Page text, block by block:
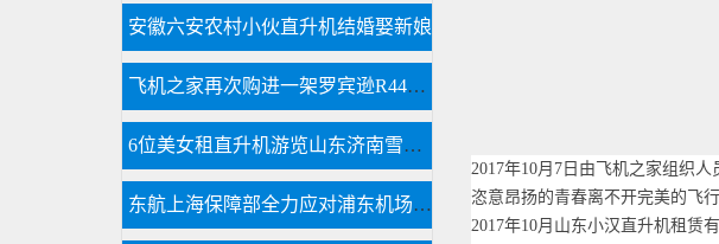
2017年10月7日由飞机之家组织
恣意昂扬的青春离不开完美的飞行
2017年10月山东小汉直升机租赁
安徽六安农村小伙直升机结婚娶新娘
飞机之家再次购进一架罗宾逊R44直升机
6位美女租直升机游览山东济南雪野湖
东航上海保障部全力应对浦东机场低云天气